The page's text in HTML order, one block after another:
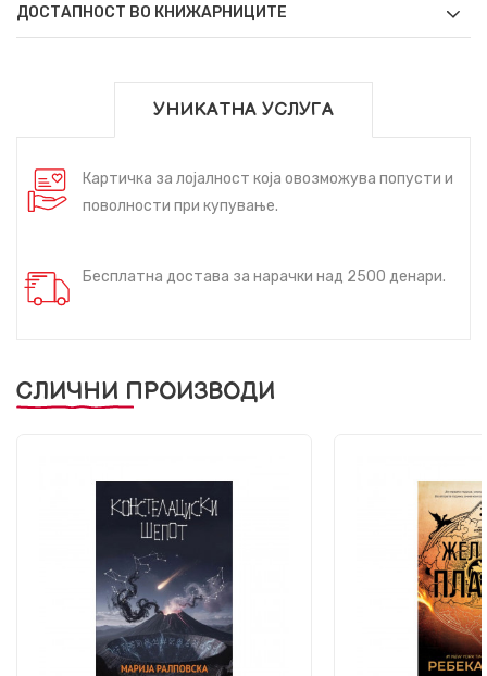
ДОСТАПНОСТ ВО КНИЖАРНИЦИТЕ
УНИКАТНА УСЛУГА
Картичка за лојалност која овозможува попусти и
поволности при купување.
Бесплатна достава за нарачки над 2500 денари.
СЛИЧНИ ПРОИЗВОДИ